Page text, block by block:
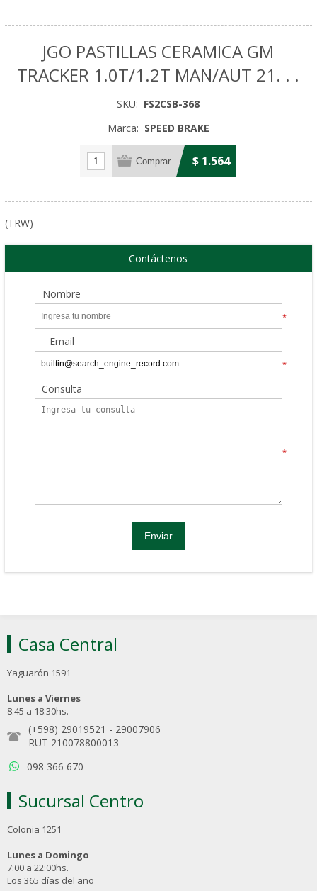
JGO PASTILLAS CERAMICA GM
TRACKER 1.0T/1.2T MAN/AUT 21. . .
SKU: FS2CSB-368
Marca: SPEED BRAKE
$ 1.564
(TRW)
Contáctenos
Nombre
*
Email
*
Consulta
*
Casa Central
Yaguarón 1591
Lunes a Viernes
8:45 a 18:30hs.
(+598) 29019521 - 29007906
RUT 210078800013
098 366 670
Sucursal Centro
Colonia 1251
Lunes a Domingo
7:00 a 22:00hs.
Los 365 días del año